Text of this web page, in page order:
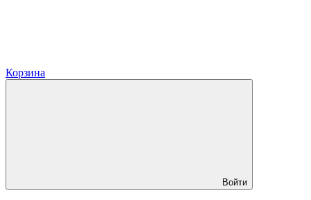
Корзина
Войти